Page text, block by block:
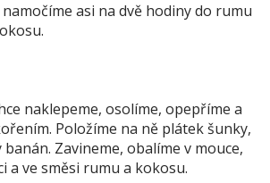
asi na dvě hodiny do rumu
naklepeme, osolíme, opepříme a
Položíme na ně plátek šunky,
Zavineme, obalíme v mouce,
a ve směsi rumu a kokosu.